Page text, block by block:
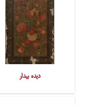
دیده بیدار